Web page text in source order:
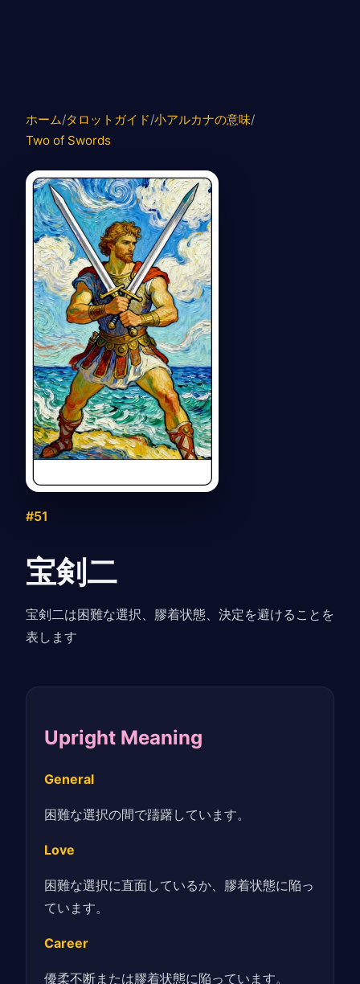
ホーム/タロットガイド/小アルカナの意味/
Two of Swords
#51
宝剣二
宝剣二は困難な選択、膠着状態、決定を避けることを
表します
Upright Meaning
General
困難な選択の間で躊躇しています。
Love
困難な選択に直面しているか、膠着状態に陥っ
ています。
Career
優柔不断または膠着状態に陥っています。